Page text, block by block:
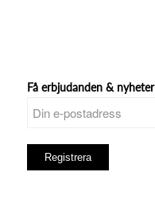
Få erbjudanden & nyheter